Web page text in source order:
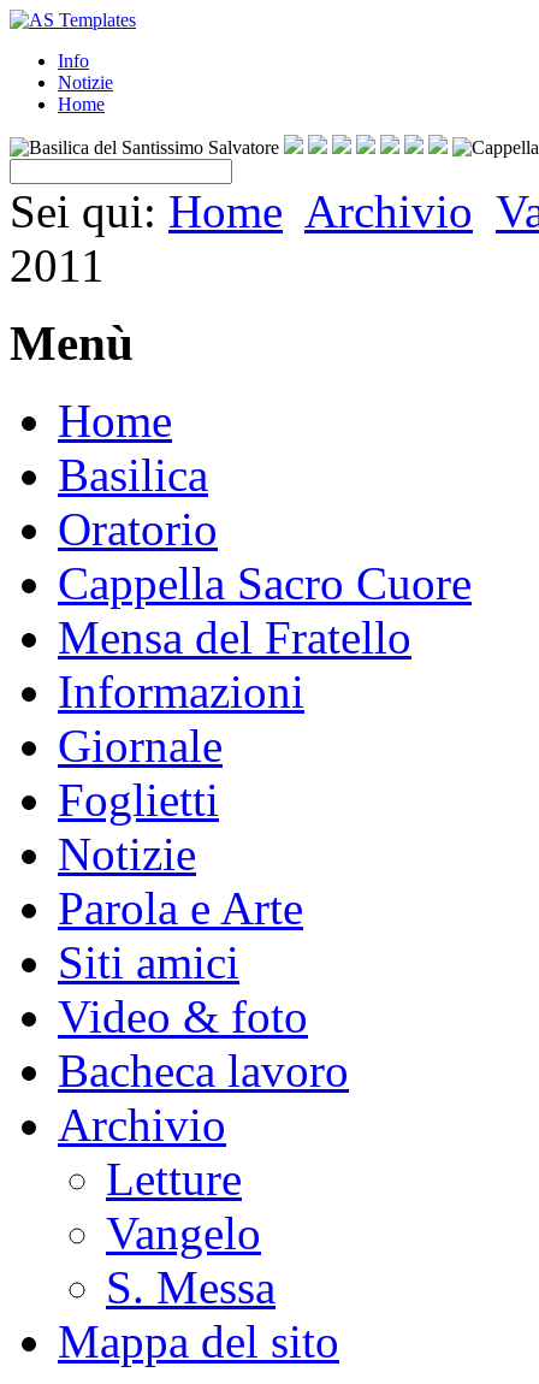
Info
Notizie
Home
Sei qui: Home Archivio
2011
Menù
Home
Basilica
Oratorio
Cappella Sacro Cuore
Mensa del Fratello
Informazioni
Giornale
Foglietti
Notizie
Parola e Arte
Siti amici
Video & foto
Bacheca lavoro
Archivio
Letture
Vangelo
S. Messa
Mappa del sito